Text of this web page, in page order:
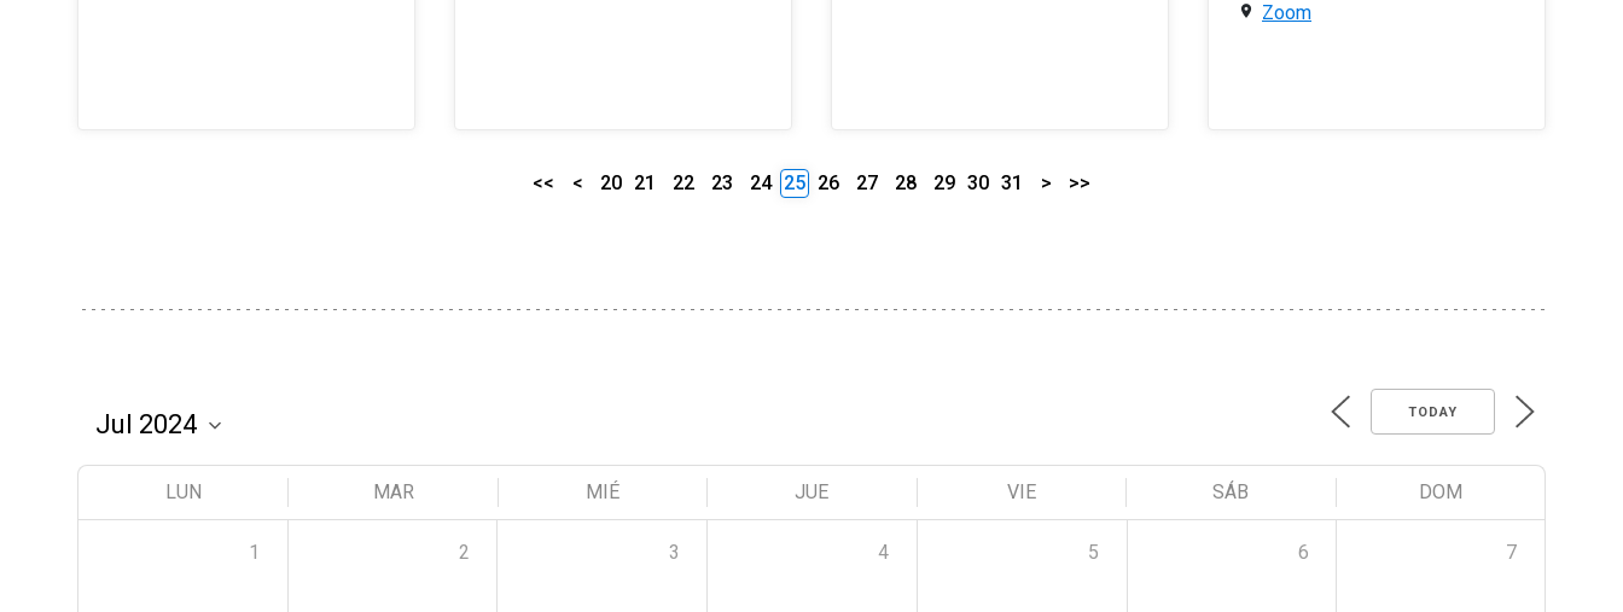
Zoom
<< < 20 21 22 23 24 25 26 27 28 29 30 31 > >>
TODAY
LUN MAR MIÉ JUE VIE SÁB DOM
1 2 3 4 5 6 7